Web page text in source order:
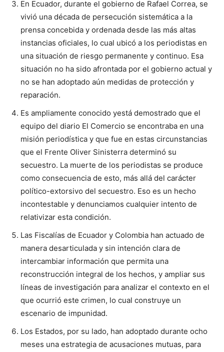
En Ecuador, durante el gobierno de Rafael Correa, se
vivió una década de persecución sistemática a la
prensa concebida y ordenada desde las más altas
instancias oficiales, lo cual ubicó a los periodistas en
una situación de riesgo permanente y continuo. Esa
situación no ha sido afrontada por el gobierno actual y
no se han adoptado aún medidas de protección y
reparación.
Es ampliamente conocido yestá demostrado que el
equipo del diario El Comercio se encontraba en una
misión periodística y que fue en estas circunstancias
que el Frente Oliver Sinisterra determinó su
secuestro. La muerte de los periodistas se produce
como consecuencia de esto, más allá del carácter
político-extorsivo del secuestro. Eso es un hecho
incontestable y denunciamos cualquier intento de
relativizar esta condición.
Las Fiscalías de Ecuador y Colombia han actuado de
manera desarticulada y sin intención clara de
intercambiar información que permita una
reconstrucción integral de los hechos, y ampliar sus
líneas de investigación para analizar el contexto en el
que ocurrió este crimen, lo cual construye un
escenario de impunidad.
Los Estados, por su lado, han adoptado durante ocho
meses una estrategia de acusaciones mutuas, para